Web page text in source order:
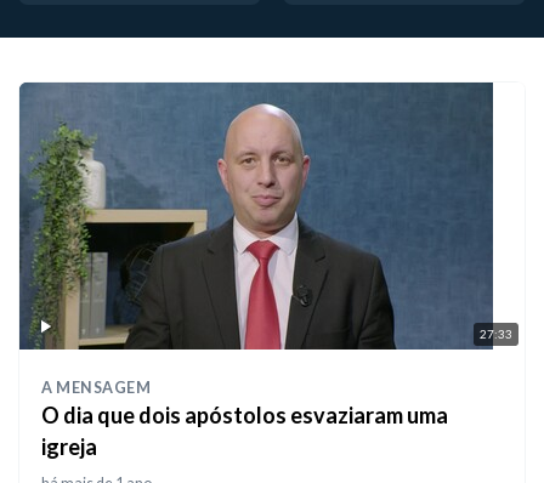
27:33
A MENSAGEM
O dia que dois apóstolos esvaziaram uma
igreja